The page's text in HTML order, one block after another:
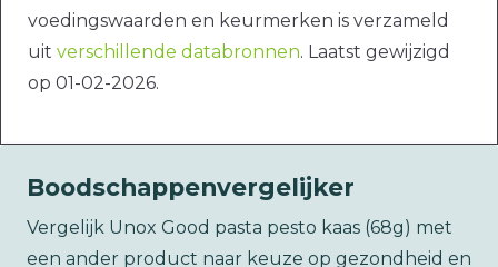
voedingswaarden en keurmerken is verzameld
uit verschillende databronnen. Laatst gewijzigd
op 01-02-2026.
Boodschappenvergelijker
Vergelijk Unox Good pasta pesto kaas (68g) met
een ander product naar keuze op gezondheid en